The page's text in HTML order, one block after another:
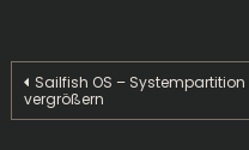
Sailfish OS – Systempartition
vergrößern